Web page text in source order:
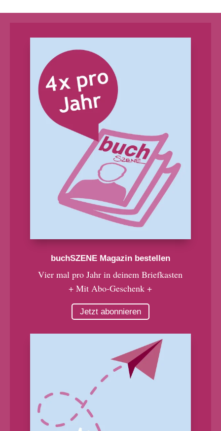
buchSZENE Magazin bestellen
Vier mal pro Jahr in deinem Briefkasten
+ Mit Abo-Geschenk +
Jetzt abonnieren